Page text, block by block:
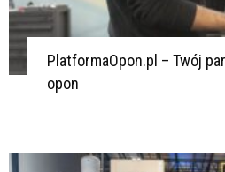
PlatformaOpon.pl – Twój
opon